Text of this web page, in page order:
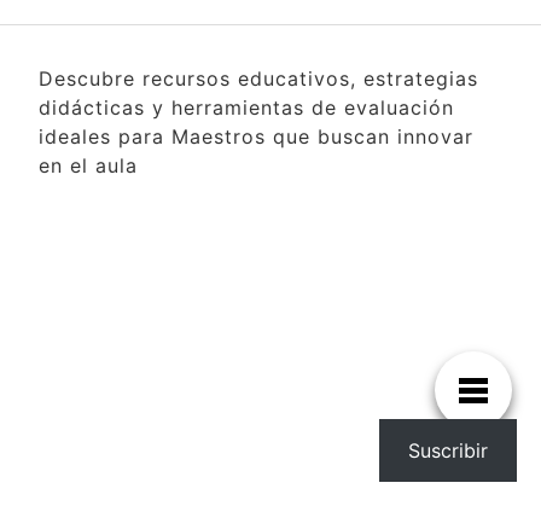
Descubre recursos educativos, estrategias
didácticas y herramientas de evaluación
ideales para Maestros que buscan innovar
en el aula
Suscribir